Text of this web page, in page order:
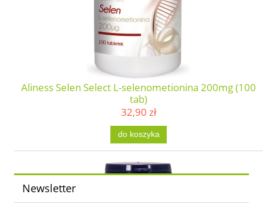
Aliness Selen Select L-selenometionina 200mg (100
tab)
32,90 zł
do koszyka
Newsletter